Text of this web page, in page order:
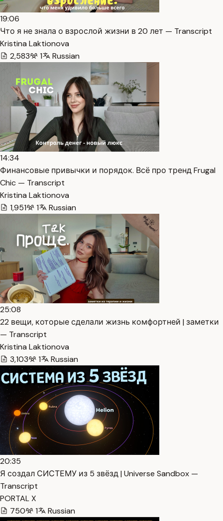
19:06
Что я не знала о взрослой жизни в 20 лет — Transcript
Kristina Laktionova
2,583
1 Russian
14:34
Финансовые привычки и порядок. Всё про тренд Frugal
Chic — Transcript
Kristina Laktionova
1,951
1 Russian
25:08
22 вещи, которые сделали жизнь комфортней | заметки
— Transcript
Kristina Laktionova
3,103
1 Russian
20:35
Я создал СИСТЕМУ из 5 звёзд | Universe Sandbox —
Transcript
PORTAL X
750
1 Russian